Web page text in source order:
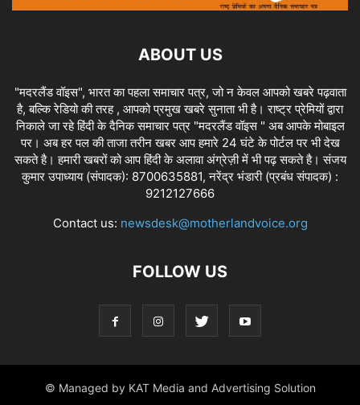
ABOUT US
"मदरलैंड वॉइस", भारत का पहला समाचार पत्र, जो न केवल आपको खबरे पढ़वाता
है, बल्कि रेडियो की तरह , आपको प्रमुख खबरे सुनाता भी है। राष्ट्र प्रेमियों द्वारा
निकाले जा रहे हिंदी के दैनिक समाचार पत्र "मदरलैंड वॉइस " अब आपके मोबाइल
पर। अब हर पल की ताजा तरीन खबर आप हमारे 24 घंटे के पोर्टल पर भी देख
सकते है। हमारी खबरों को आप हिंदी के अलावा अंग्रेज़ी में भी पढ़ सकते है। संजय
कुमार उपाध्याय (संपादक): 8700635881, नरेंद्र भंडारी (प्रबंध संपादक) :
9212127666
Contact us: newsdesk@motherlandvoice.org
FOLLOW US
© Managed by KAT Media and Advertising Solution